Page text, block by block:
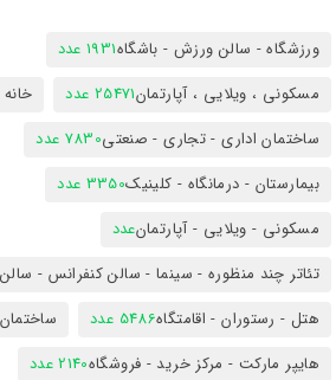
ورزشگاه - سالن ورزش - باشگاه1931 عدد
مسکونی ، ویلایی ، آپارتمان25471 عدد
ساختمان اداری - تجاری - صنعتی7830 عدد
بیمارستان - درمانگاه - کلینیک3350 عدد
مسکونی - ویلایی - آپارتمانعدد
تئاتر چند منظوره - سینما - سالن کنفرانس -
هتل - رستوران - اقامتگاه5486 عدد
هایپر مارکت - مرکز خرید - فروشگاه2140 عدد